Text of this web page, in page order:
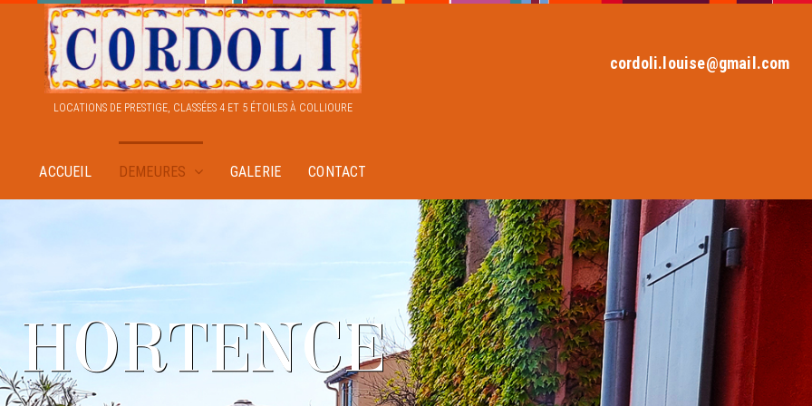
LOCATIONS DE PRESTIGE, CLASSÉES 4 ET 5 ÉTOILES À COLLIOURE
cordoli.louise@gmail.com
ACCUEIL DEMEURES GALERIE CONTACT
HORTENCE